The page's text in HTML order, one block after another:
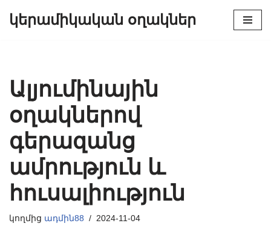
կերամիկական օղակներ
Ալյումինային
օղակներով
գերազանց
ամրություն և
հուսալիություն
կողմից ադմին88 2024-11-04